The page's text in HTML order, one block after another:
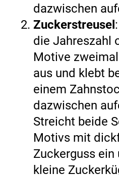
dazwischen
Zuckerstreusel
die Jahreszahl
Motive
aus und klebt
einem
dazwischen
Streicht beide
Motivs mit
Zuckerguss ein
kleine